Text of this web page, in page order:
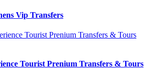
Vip Transfers
Tourist Prenium Transfers & Tours